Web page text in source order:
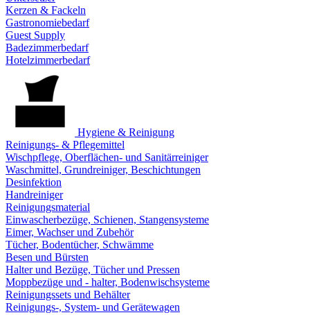
Kerzen & Fackeln
Gastronomiebedarf
Guest Supply
Badezimmerbedarf
Hotelzimmerbedarf
Hygiene & Reinigung
Reinigungs- & Pflegemittel
Wischpflege, Oberflächen- und Sanitärreiniger
Waschmittel, Grundreiniger, Beschichtungen
Desinfektion
Handreiniger
Reinigungsmaterial
Einwascherbezüge, Schienen, Stangensysteme
Eimer, Wachser und Zubehör
Tücher, Bodentücher, Schwämme
Besen und Bürsten
Halter und Bezüge, Tücher und Pressen
Moppbezüge und - halter, Bodenwischsysteme
Reinigungssets und Behälter
Reinigungs-, System- und Gerätewagen